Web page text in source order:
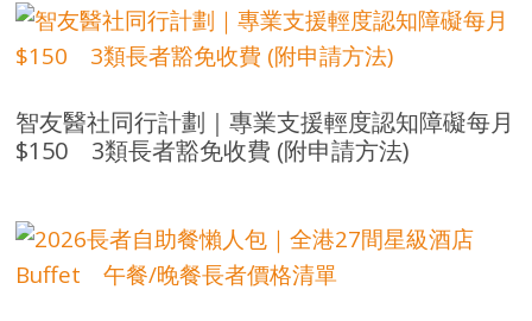
智友醫社同行計劃｜專業支援輕度認知障礙每月
$150 3類長者豁免收費 (附申請方法)